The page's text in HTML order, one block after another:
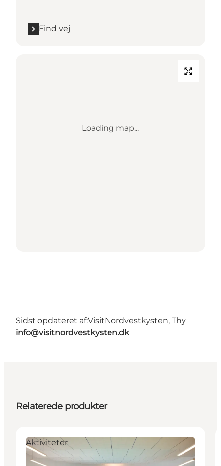
Find vej
Loading map...
Sidst opdateret af:VisitNordvestkysten, Thy
info@visitnordvestkysten.dk
Relaterede produkter
Aktiviteter